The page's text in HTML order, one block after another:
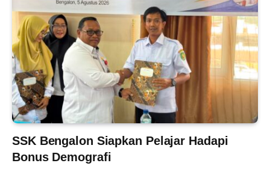
SSK Bengalon Siapkan Pelajar Hadapi
Bonus Demografi